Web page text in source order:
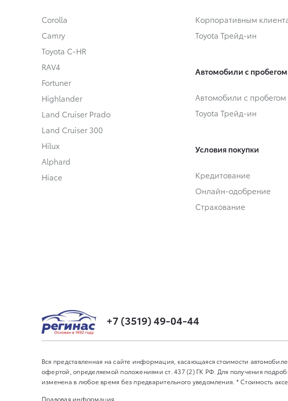
Corolla
Camry
Toyota C-HR
RAV4
Fortuner
Highlander
Land Cruiser Prado
Land Cruiser 300
Hilux
Alphard
Hiace
Корпоративным
Toyota Трейд-ин
Автомобили с пробегом
Автомобили с
Toyota Трейд-ин
Условия покупки
Кредитование
Онлайн-одобрение
Страхование
+7 (3519) 49-04-44
Вся представленная на сайте информация, касающаяся стоимости
офертой, определяемой положениями ст. 437 (2) ГК РФ. Для получения
изменена в любое время без предварительного уведомления. * Стоимость
Правовая информация